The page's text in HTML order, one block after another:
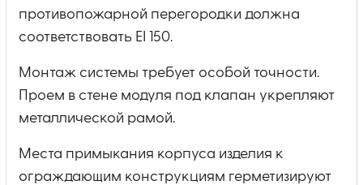
противопожарной перегородки должна
соответствовать EI 150.
Монтаж системы требует особой точности.
Проем в стене модуля под клапан укрепляют
металлической рамой.
Места примыкания корпуса изделия к
ограждающим конструкциям герметизируют